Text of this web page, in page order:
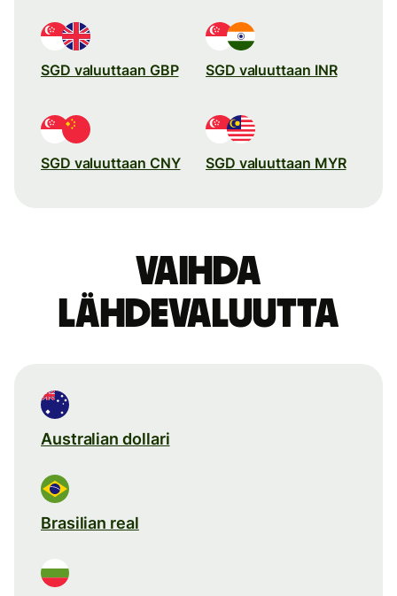
SGD valuuttaan GBP SGD valuuttaan INR
SGD valuuttaan CNY SGD valuuttaan MYR
Vaihda
lähdevaluutta
Australian dollari
Brasilian real